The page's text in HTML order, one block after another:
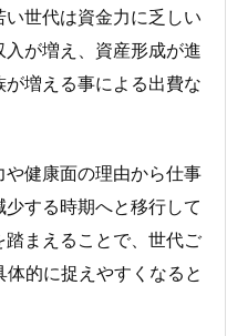
世代は資金力に乏しい
が増え、資産形成が進
増える事による出費な
健康面の理由から仕事
する時期へと移行して
まえることで、世代ご
体的に捉えやすくなると